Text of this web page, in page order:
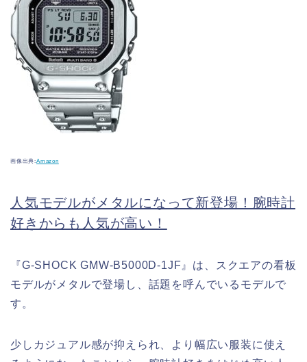
画像出典:Amazon
人気モデルがメタルになって新登場！腕時計
好きからも人気が高い！
『G-SHOCK GMW-B5000D-1JF』は、スクエアの看板
モデルがメタルで登場し、話題を呼んでいるモデルで
す。
少しカジュアル感が抑えられ、より幅広い服装に使え